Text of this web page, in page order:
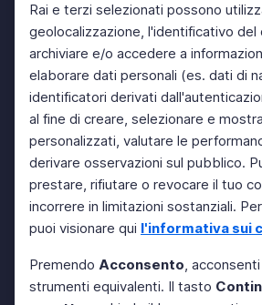
Rai e terzi selezionati possono
geolocalizzazione, l'identificativo del
archiviare e/o accedere a
elaborare dati personali (es. dati di
identificatori derivati
al fine di creare, selezionare e
personalizzati, valutare le
derivare osservazioni sul pubblico.
prestare, rifiutare o revocare il tuo
incorrere in limitazioni sostanziali.
puoi visionare qui l'informativa sui
Premendo Acconsento,
strumenti equivalenti. Il tasto